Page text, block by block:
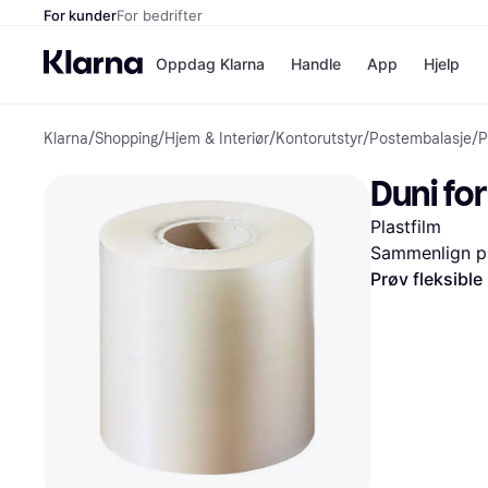
For kunderFor bedrifter
Oppdag Klarna
Betal nå
Betal i 3
Betal innen
Finansiering
Vipps
Handle
Butikker
kicks.no
App Hjelp
Klarna/Shopping/Hjem & Interiør/Kontorutstyr/Postembalasje/
Duni
Plastfilm
Sammenlign
Prøv